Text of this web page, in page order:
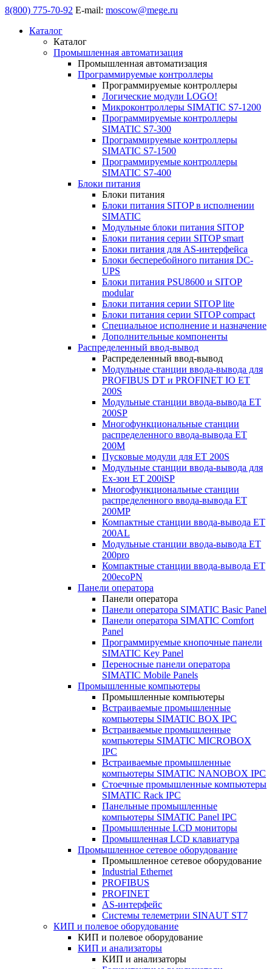
8(800) 775-70-92 E-mail: moscow@mege.ru
Каталог
Каталог
Промышленная автоматизация
Промышленная автоматизация
Программируемые контроллеры
Программируемые контроллеры
Логические модули LOGO!
Микроконтроллеры SIMATIC S7-1200
Программируемые контроллеры
SIMATIC S7-300
Программируемые контроллеры
SIMATIC S7-1500
Программируемые контроллеры
SIMATIC S7-400
Блоки питания
Блоки питания
Блоки питания SITOP в исполнении
SIMATIC
Модульные блоки питания SITOP
Блоки питания серии SITOP smart
Блоки питания для AS-интерфейса
Блоки бесперебойного питания DC-
UPS
Блоки питания PSU8600 и SITOP
modular
Блоки питания серии SITOP lite
Блоки питания серии SITOP compact
Специальное исполнение и назначение
Дополнительные компоненты
Распределенный ввод-вывод
Распределенный ввод-вывод
Модульные станции ввода-вывода для
PROFIBUS DT и PROFINET IO ET
200S
Модульные станции ввода-вывода ET
200SP
Многофункциональные станции
распределенного ввода-вывода ET
200M
Пусковые модули для ET 200S
Модульные станции ввода-вывода для
Ex-зон ET 200iSP
Многофункциональные станции
распределенного ввода-вывода ET
200MP
Компактные станции ввода-вывода ET
200AL
Модульные станции ввода-вывода ET
200pro
Компактные станции ввода-вывода ET
200ecoPN
Панели оператора
Панели оператора
Панели оператора SIMATIC Basic Panel
Панели оператора SIMATIC Comfort
Panel
Программируемые кнопочные панели
SIMATIC Key Panel
Переносные панели оператора
SIMATIC Mobile Panels
Промышленные компьютеры
Промышленные компьютеры
Встраиваемые промышленные
компьютеры SIMATIC BOX IPC
Встраиваемые промышленные
компьютеры SIMATIC MICROBOX
IPC
Встраиваемые промышленные
компьютеры SIMATIC NANOBOX IPC
Стоечные промышленные компьютеры
SIMATIC Rack IPC
Панельные промышленные
компьютеры SIMATIC Panel IPC
Промышленные LCD мониторы
Промышленная LCD клавиатура
Промышленное сетевое оборудование
Промышленное сетевое оборудование
Industrial Ethernet
PROFIBUS
PROFINET
AS-интерфейс
Системы телеметрии SINAUT ST7
КИП и полевое оборудование
КИП и полевое оборудование
КИП и анализаторы
КИП и анализаторы